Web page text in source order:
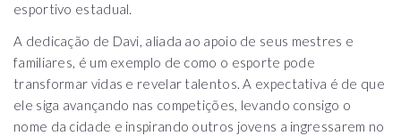
esportivo estadual.
A dedicação de Davi, aliada ao apoio de seus mestres e
familiares, é um exemplo de como o esporte pode
transformar vidas e revelar talentos. A expectativa é de que
ele siga avançando nas competições, levando consigo o
nome da cidade e inspirando outros jovens a ingressarem no